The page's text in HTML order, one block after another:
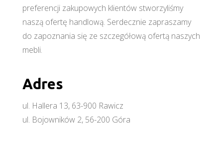
preferencji zakupowych klientów stworzyliśmy
naszą ofertę handlową. Serdecznie zapraszamy
do zapoznania się ze szczegółową ofertą naszych
mebli.
Adres
ul. Hallera 13, 63-900 Rawicz
ul. Bojowników 2, 56-200 Góra